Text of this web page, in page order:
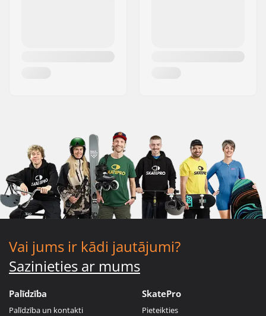
Vai jums ir kādi jautājumi?
Sazinieties ar mums
Palīdzība
Palīdzība un kontakti
SkatePro
Pieteikties